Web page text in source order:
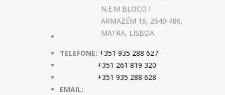
N.E.M BLOCO I
ARMAZÉM 16, 2640-486,
MAFRA, LISBOA
TELEFONE: +351 935 288 627
+351 261 819 320
+351 935 288 628
EMAIL: